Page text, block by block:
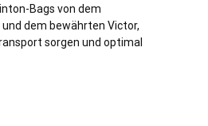
Bags von dem
dem bewährten Victor,
sorgen und optimal